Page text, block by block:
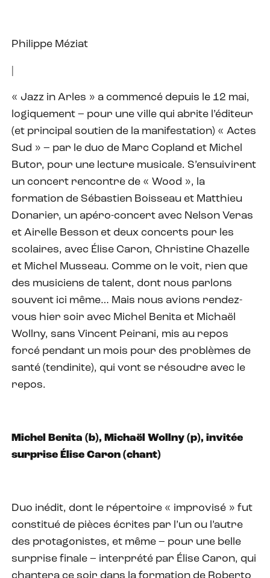
Philippe Méziat
« Jazz in Arles » a commencé depuis le 12 mai,
logiquement – pour une ville qui abrite l’éditeur
(et principal soutien de la manifestation) « Actes
Sud » – par le duo de Marc Copland et Michel
Butor, pour une lecture musicale. S’ensuivirent
un concert rencontre de « Wood », la
formation de Sébastien Boisseau et Matthieu
Donarier, un apéro-concert avec Nelson Veras
et Airelle Besson et deux concerts pour les
scolaires, avec Élise Caron, Christine Chazelle
et Michel Musseau. Comme on le voit, rien que
des musiciens de talent, dont nous parlons
souvent ici même… Mais nous avions rendez-
vous hier soir avec Michel Benita et Michaël
Wollny, sans Vincent Peirani, mis au repos
forcé pendant un mois pour des problèmes de
santé (tendinite), qui vont se résoudre avec le
repos.
Michel Benita (b), Michaël Wollny (p), invitée
surprise Élise Caron (chant)
Duo inédit, dont le répertoire « improvisé » fut
constitué de pièces écrites par l’un ou l’autre
des protagonistes, et même – pour une belle
surprise finale – interprété par Élise Caron, qui